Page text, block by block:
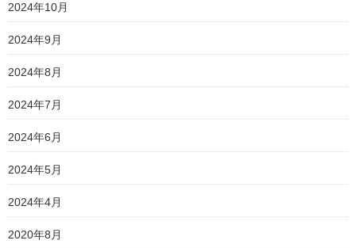
2024年10月
2024年9月
2024年8月
2024年7月
2024年6月
2024年5月
2024年4月
2020年8月